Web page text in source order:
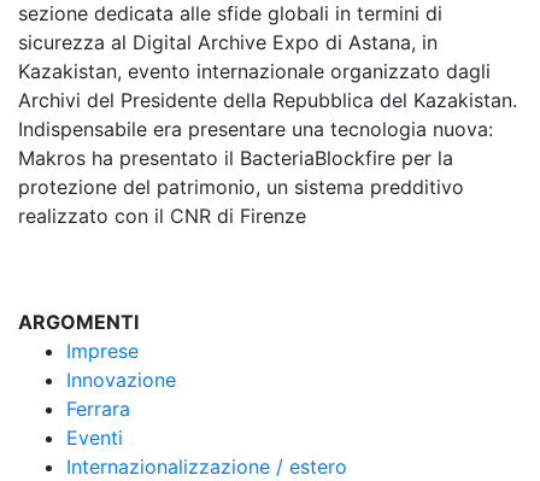
sezione dedicata alle sfide globali in termini di
sicurezza al Digital Archive Expo di Astana, in
Kazakistan, evento internazionale organizzato dagli
Archivi del Presidente della Repubblica del Kazakistan.
Indispensabile era presentare una tecnologia nuova:
Makros ha presentato il BacteriaBlockfire per la
protezione del patrimonio, un sistema predditivo
realizzato con il CNR di Firenze
ARGOMENTI
Imprese
Innovazione
Ferrara
Eventi
Internazionalizzazione / estero